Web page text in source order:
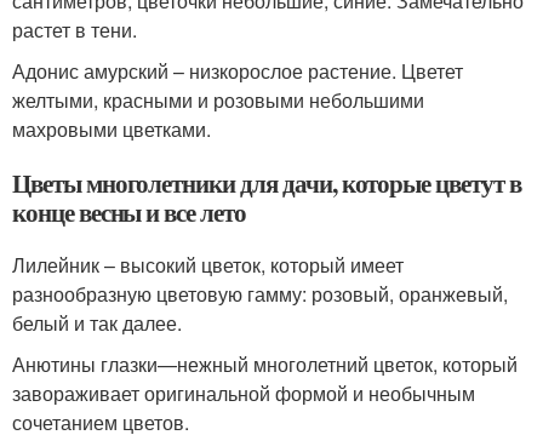
растет в тени.
Адонис амурский – низкорослое растение. Цветет
желтыми, красными и розовыми небольшими
махровыми цветками.
Цветы многолетники для дачи, которые цветут в
конце весны и все лето
Лилейник – высокий цветок, который имеет
разнообразную цветовую гамму: розовый, оранжевый,
белый и так далее.
Анютины глазки—нежный многолетний цветок, который
завораживает оригинальной формой и необычным
сочетанием цветов.